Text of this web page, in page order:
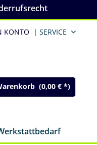
KONTO | SERVICE
(0,00 € *)